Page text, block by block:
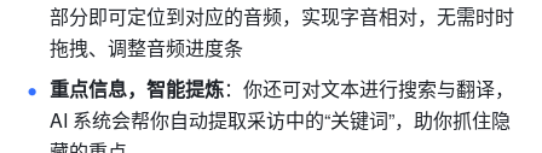
部分即可定位到对应的音频，实现字音相对，无需时时
拖拽、调整音频进度条
重点信息，智能提炼：你还可对文本进行搜索与翻译，
AI 系统会帮你自动提取采访中的“关键词”，助你抓住隐